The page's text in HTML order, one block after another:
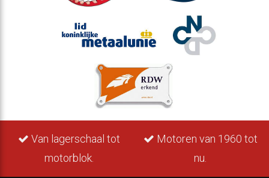
Van lagerschaal tot
motorblok.
Motoren van 1960 tot
nu.